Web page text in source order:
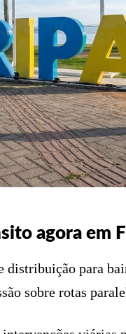
agora em
para
sobre rotas